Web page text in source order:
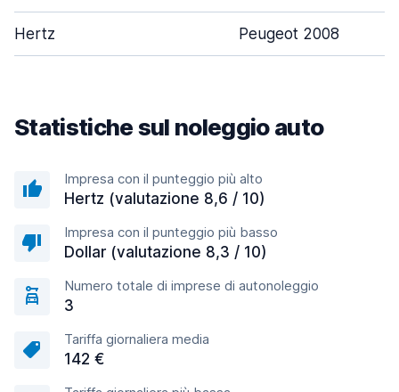
Hertz Peugeot 2008
Statistiche sul noleggio auto
Impresa con il punteggio più alto
Hertz (valutazione 8,6 / 10)
Impresa con il punteggio più basso
Dollar (valutazione 8,3 / 10)
Numero totale di imprese di autonoleggio
3
Tariffa giornaliera media
142 €